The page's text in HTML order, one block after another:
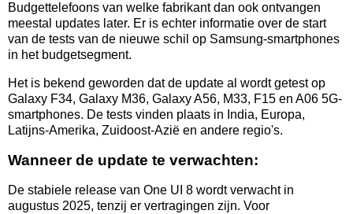
Budgettelefoons van welke fabrikant dan ook ontvangen
meestal updates later. Er is echter informatie over de start
van de tests van de nieuwe schil op Samsung-smartphones
in het budgetsegment.
Het is bekend geworden dat de update al wordt getest op
Galaxy F34, Galaxy M36, Galaxy A56, M33, F15 en A06 5G-
smartphones. De tests vinden plaats in India, Europa,
Latijns-Amerika, Zuidoost-Azië en andere regio's.
Wanneer de update te verwachten:
De stabiele release van One UI 8 wordt verwacht in
augustus 2025, tenzij er vertragingen zijn. Voor